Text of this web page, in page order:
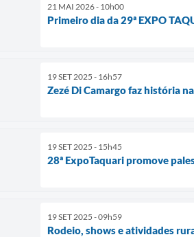
21 MAI 2026 - 10h00
Primeiro dia da 29ª EXPO
19 SET 2025 - 16h57
Zezé Di Camargo faz história
19 SET 2025 - 15h45
28ª ExpoTaquari promove
19 SET 2025 - 09h59
Rodeio, shows e atividades